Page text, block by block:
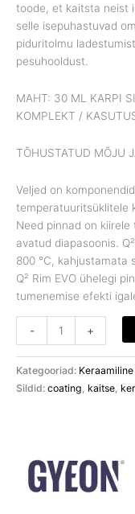
toode, et kaitsta neist
selle isepuhastuvad
piduritolmu
pesuhooldust.
MAHT: 30 ML KARPI
KOMPLEKT /
TÕHUSTATUD MÕJU
Veljed on
temperatuuritsüklitele
Need pinnad on
avatud diapasoonis.
800 °C, kahjustamata
Q² Rim EVO ühelegi
tumenemise efekti
- +
Kategooriad:
Sildid: coating kaitse